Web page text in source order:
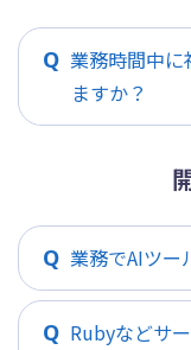
業務時間中に
ますか？
業務でAIツー
Rubyなどサ